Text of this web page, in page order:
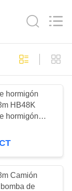
hormigón
HB48K
hormigón
camión
de
Camión
de